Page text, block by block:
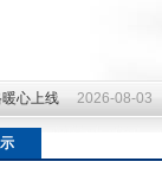
心上线 2026-08-03
心上线